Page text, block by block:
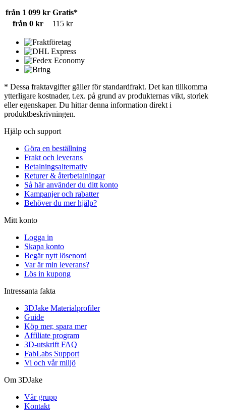
från 1 099 kr Gratis*
från 0 kr
115 kr
* Dessa fraktavgifter gäller för standardfrakt. Det kan tillkomma
ytterligare kostnader, t.ex. på grund av produkternas vikt, storlek
eller egenskaper. Du hittar denna information direkt i
produktbeskrivningen.
Hjälp och support
Göra en beställning
Frakt och leverans
Betalningsalternativ
Returer & återbetalningar
Så här använder du ditt konto
Kampanjer och rabatter
Behöver du mer hjälp?
Mitt konto
Logga in
Skapa konto
Begär nytt lösenord
Var är min leverans?
Lös in kupong
Intressanta fakta
3DJake Materialprofiler
Guide
Köp mer, spara mer
Affiliate program
3D-utskrift FAQ
FabLabs Support
Vi och vår miljö
Om 3DJake
Vår grupp
Kontakt